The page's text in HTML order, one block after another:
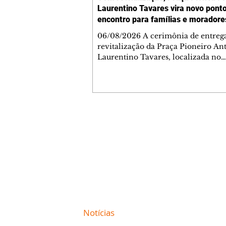
Laurentino Tavares vira novo
encontro para famílias e
Jardim Liberdade
06/08/2026 A cerimônia de
revitalização da Praça Pioneiro
Laurentino Tavares, localizada no
Notícias